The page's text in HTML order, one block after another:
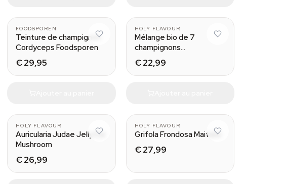
FOODSPOREN
Teinture de champignon
Cordyceps Foodsporen
€ 29,95
HOLY FLAVOUR
Mélange bio de 7
champignons
fonctionnels
€ 22,99
HOLY FLAVOUR
Auricularia Judae Jelly Ear
Mushroom
€ 26,99
HOLY FLAVOUR
Grifola Frondosa Maitake
€ 27,99